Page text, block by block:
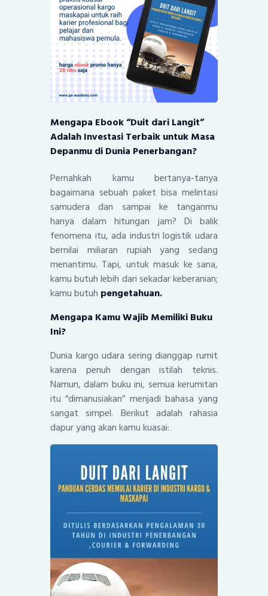
Mengapa Ebook “Duit dari Langit”
Adalah Investasi Terbaik untuk Masa
Depanmu di Dunia Penerbangan?
Pernahkah kamu bertanya-tanya
bagaimana sebuah paket bisa melintasi
samudera dan sampai ke tanganmu
hanya dalam hitungan jam? Di balik
fenomena itu, ada industri logistik udara
bernilai miliaran rupiah yang sedang
menantimu. Tapi, untuk masuk ke sana,
kamu butuh lebih dari sekadar keberanian;
kamu butuh pengetahuan.
Mengapa Kamu Wajib Memiliki Buku
Ini?
Dunia kargo udara sering dianggap rumit
karena penuh dengan istilah teknis.
Namun, dalam buku ini, semua kerumitan
itu “dimanusiakan” menjadi bahasa yang
sangat simpel. Berikut adalah rahasia
dapur yang akan kamu kuasai: